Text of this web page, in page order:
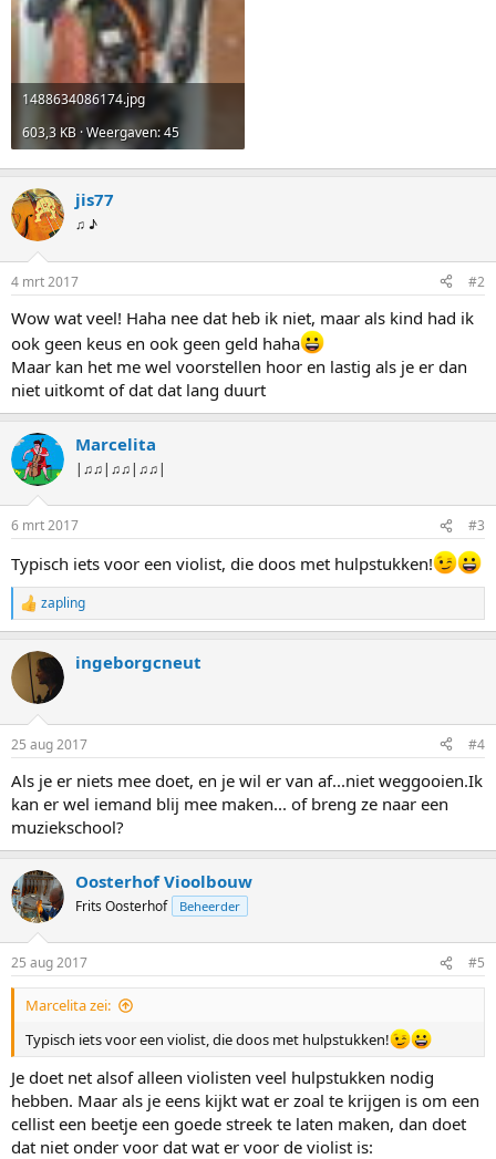
1488634086174.jpg
603,3 KB · Weergaven: 45
jis77
♫ ♪
4 mrt 2017 #2
Wow wat veel! Haha nee dat heb ik niet, maar als kind had ik
ook geen keus en ook geen geld haha
Maar kan het me wel voorstellen hoor en lastig als je er dan
niet uitkomt of dat dat lang duurt
Marcelita
|♫♫|♫♫|♫♫|
6 mrt 2017 #3
Typisch iets voor een violist, die doos met hulpstukken!
W
a
r
e
n
e
n
:
zapling
ingeborgcneut
25 aug 2017 #4
Als je er niets mee doet, en je wil er van af...niet weggooien.Ik
kan er wel iemand blij mee maken... of breng ze naar een
muziekschool?
Oosterhof Vioolbouw
Frits Oosterhof Beheerder
25 aug 2017 #5
Marcelita zei:
Typisch iets voor een violist, die doos met hulpstukken!
Je doet net alsof alleen violisten veel hulpstukken nodig
hebben. Maar als je eens kijkt wat er zoal te krijgen is om een
cellist een beetje een goede streek te laten maken, dan doet
dat niet onder voor dat wat er voor de violist is: